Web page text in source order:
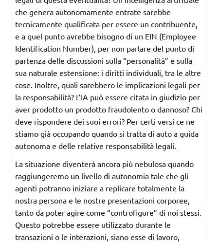
che genera autonomamente entrate sarebbe
tecnicamente qualificata per essere un contribuente,
e a quel punto avrebbe bisogno di un EIN (Employee
Identification Number), per non parlare del punto di
partenza delle discussioni sulla “personalità” e sulla
sua naturale estensione: i diritti individuali, tra le altre
cose. Inoltre, quali sarebbero le implicazioni legali per
la responsabilità? L’IA può essere citata in giudizio per
aver prodotto un prodotto fraudolento o dannoso? Chi
deve rispondere dei suoi errori? Per certi versi ce ne
stiamo già occupando quando si tratta di auto a guida
autonoma e delle relative responsabilità legali.
La situazione diventerà ancora più nebulosa quando
raggiungeremo un livello di autonomia tale che gli
agenti potranno iniziare a replicare totalmente la
nostra persona e le nostre presentazioni corporee,
tanto da poter agire come “controfigure” di noi stessi.
Questo potrebbe essere utilizzato durante le
transazioni o le interazioni, siano esse di lavoro,